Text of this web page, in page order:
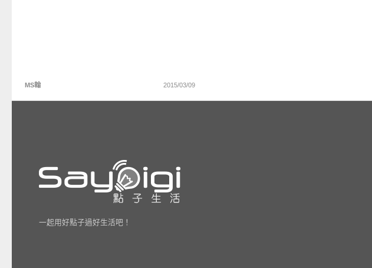
MS翰 2015/03/09
一起用好點子過好生活吧！